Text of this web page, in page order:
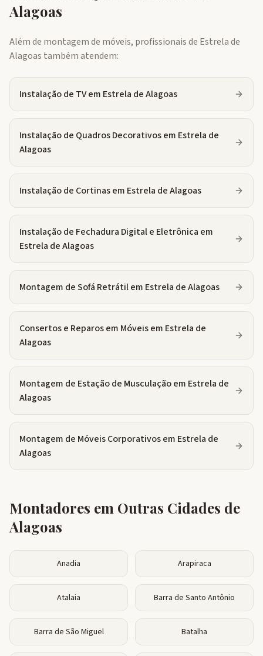
Alagoas
Além de montagem de móveis, profissionais de Estrela de
Alagoas também atendem:
Instalação de TVem Estrela de Alagoas
Instalação de Quadros Decorativosem Estrela de
Alagoas
Instalação de Cortinasem Estrela de Alagoas
Instalação de Fechadura Digital e Eletrônica em
Estrela de Alagoas
Montagem de Sofá Retrátilem Estrela de Alagoas
Consertos e Reparos em Móveisem Estrela de
Alagoas
Montagem de Estação de Musculaçãoem Estrela de
Alagoas
Montagem de Móveis Corporativosem Estrela de
Alagoas
Montadores em Outras Cidades de
Alagoas
Anadia Arapiraca
Atalaia Barra de Santo Antônio
Barra de São Miguel Batalha